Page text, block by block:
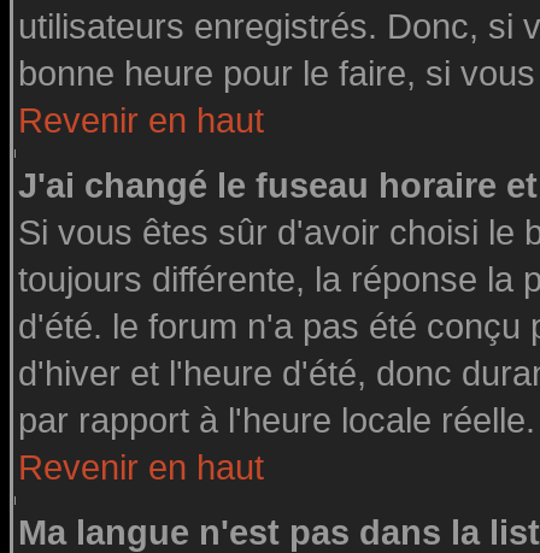
utilisateurs enregistrés. Donc, si
bonne heure pour le faire, si
Revenir en haut
J'ai changé le fuseau horaire
Si vous êtes sûr d'avoir choisi le
toujours différente, la réponse la
d'été. le forum n'a pas été conçu
d'hiver et l'heure d'été, donc
par rapport à l'heure locale réelle.
Revenir en haut
Ma langue n'est pas dans la